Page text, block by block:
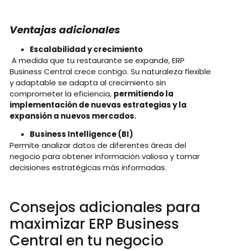
Ventajas adicionales
Escalabilidad y crecimiento
A medida que tu restaurante se expande, ERP
Business Central crece contigo. Su naturaleza flexible
y adaptable se adapta al crecimiento sin
comprometer la eficiencia, permitiendo la
implementación de nuevas estrategias y la
expansión a nuevos mercados.
Business Intelligence (BI)
Permite analizar datos de diferentes áreas del
negocio para obtener información valiosa y tomar
decisiones estratégicas más informadas.
Consejos adicionales para
maximizar ERP Business
Central en tu negocio